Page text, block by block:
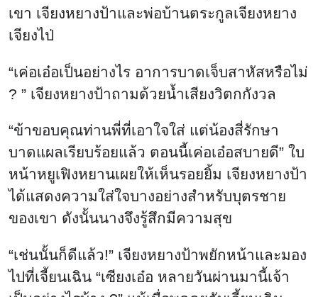
เขา เจียงหยางป้าและพ่อบ้านตระกูลเจียงหยาง
เจียงไป่
“เค่อเอ๋อเป็นอย่างไร อาการบาดเจ็บสาหัสหรือไม่
? ” เจียงหยางป้าถามด้วยน้ำเสียงวิตกกังวล
“ข้าขอบคุณท่านพี่ที่เอาใจใส่ แต่น้องสี่รักษา
บาดแผลเรียบร้อยแล้ว ตอนนี้เค่อเอ๋อสบายดี” ใบ
หน้าหยูเฟิงหยานเผยให้เห็นรอยยิ้ม เจียงหยางป้า
ได้แสดงความใส่ใจบางอย่างสำหรับบุตรชาย
ของเขา ดังนั้นนางจึงรู้สึกมีความสุข
“เช่นนั้นก็ดีแล้ว!” เจียงหยางป้าพยักหน้าและมอง
ไปที่เจี้ยนเฉิน “เซียงเอ๋อ หลายวันผ่านมานี้เจ้า